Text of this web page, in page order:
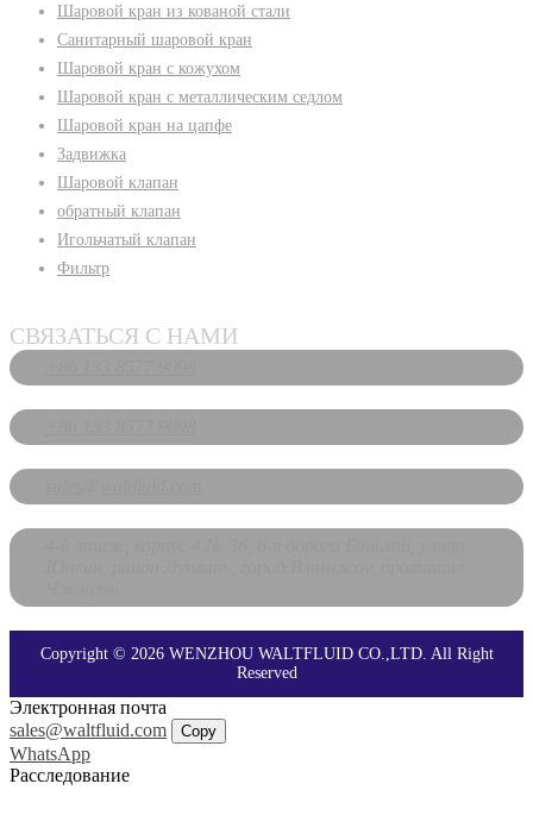
Шаровой кран из кованой стали
Санитарный шаровой кран
Шаровой кран с кожухом
Шаровой кран с металлическим седлом
Шаровой кран на цапфе
Задвижка
Шаровой клапан
обратный клапан
Игольчатый клапан
Фильтр
СВЯЗАТЬСЯ С НАМИ
Copyright © 2026 WENZHOU WALTFLUID CO.,LTD. All Right
Reserved
Электронная почта
sales@waltfluid.com
Copy
WhatsApp
Расследование